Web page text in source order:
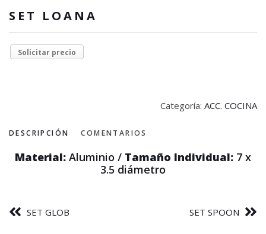
SET LOANA
Solicitar precio
Categoría: ACC. COCINA
DESCRIPCIÓN COMENTARIOS
Material: Aluminio / Tamaño Individual: 7 x
3.5 diámetro
SET GLOB SET SPOON